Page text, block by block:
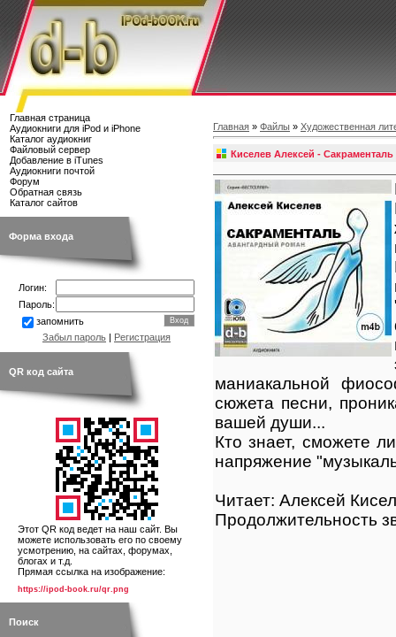
Главная страница
Аудиокниги для iPod и iPhone
Каталог аудиокниг
Файловый сервер
Добавление в iTunes
Аудиокниги почтой
Форум
Обратная связь
Каталог сайтов
Форма входа
Логин:
Пароль:
запомнить
Забыл пароль | Регистрация
QR код сайта
Этот QR код ведет на наш сайт. Вы
можете использовать его по своему
усмотрению, на сайтах, форумах,
блогах и т.д.
Прямая ссылка на изображение:
https://ipod-book.ru/qr.png
Поиск
Главная » Файлы » Художественная
Киселев Алексей - Сакраменталь
маниакальной
сюжета песни,
вашей души...
Кто знает, сможете
напряжение
Читает: Алексей
Продолжительность